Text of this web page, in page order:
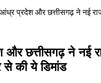
आंध्र प्रदेश और छत्तीसगढ़ ने नई
छत्तीसगढ़ ने नई
से की ये डिमांड